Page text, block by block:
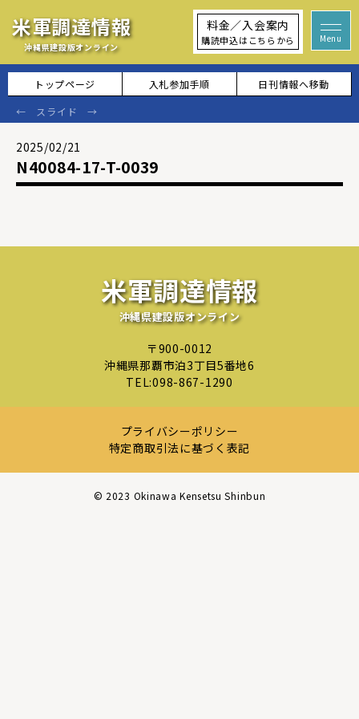
米軍調達情報
沖縄県建設版オンライン
料金／入会案内
購読申込はこちらから
トップページ 入札参加手順 日刊情報へ移動
2025/02/21
N40084-17-T-0039
米軍調達情報
沖縄県建設版オンライン
〒900-0012
沖縄県那覇市泊3丁目5番地6
TEL:098-867-1290
プライバシーポリシー
特定商取引法に基づく表記
©︎ 2023 Okinawa Kensetsu Shinbun